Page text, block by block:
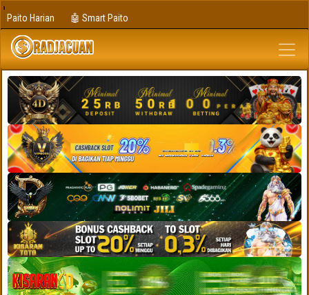
Paito Harian 🤖 Smart Paito